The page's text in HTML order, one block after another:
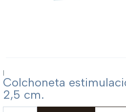
|
Colchoneta
2,5 cm.